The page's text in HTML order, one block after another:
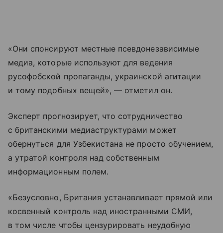
«Они спонсируют местные псевдонезависимые
медиа, которые используют для ведения
русофобской пропаганды, украинской агитации
и тому подобных вещей», — отметил он.
Эксперт прогнозирует, что сотрудничество
с британскими медиаструктурами может
обернуться для Узбекистана не просто обучением,
а утратой контроля над собственным
информационным полем.
«Безусловно, Британия устанавливает прямой или
косвенный контроль над иностранными СМИ,
в том числе чтобы цензурировать неудобную